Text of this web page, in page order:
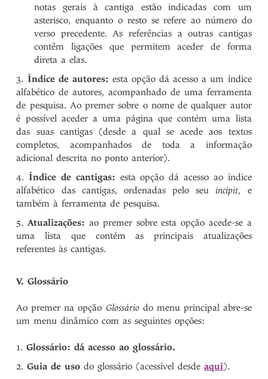
notas gerais à cantiga estão indicadas com um
asterisco, enquanto o resto se refere ao número do
verso precedente. As referências a outras cantigas
contêm ligações que permitem aceder de forma
direta a elas.
Índice de autores: esta opção dá acesso a um índice
alfabético de autores, acompanhado de uma ferramenta
de pesquisa. Ao premer sobre o nome de qualquer autor
é possível aceder a uma página que contém uma lista
das suas cantigas (desde a qual se acede aos textos
completos, acompanhados de toda a informação
adicional descrita no ponto anterior).
Índice de cantigas: esta opção dá acesso ao índice
alfabético das cantigas, ordenadas pelo seu incipit, e
também à ferramenta de pesquisa.
Atualizações: ao premer sobre esta opção acede-se a
uma lista que contém as principais atualizações
referentes às cantigas.
V. Glossário
Ao premer na opção Glossáriodo menu principal abre-se
um menu dinâmico com as seguintes opções:
Glossário: dá acesso ao glossário.
Guia de uso do glossário (acessível desdeaqui).